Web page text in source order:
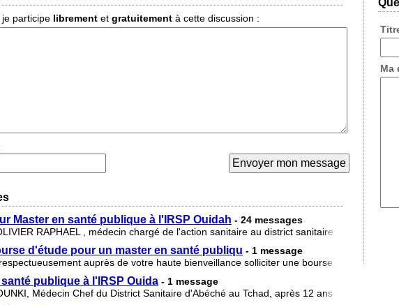
participe librement et gratuitement à cette discussion :
Master en santé publique à l'IRSP Ouidah - 24 messages
RAPHAEL , médecin chargé de l'action sanitaire au district sanitaire de Bondoukou
d'étude pour un master en santé publiqu - 1 message
auprès de votre haute bienveillance solliciter une bourse d'études pour
publique à l'IRSP Ouida - 1 message
Médecin Chef du District Sanitaire d'Abéché au Tchad, après 12 ans d'exercice
Ma